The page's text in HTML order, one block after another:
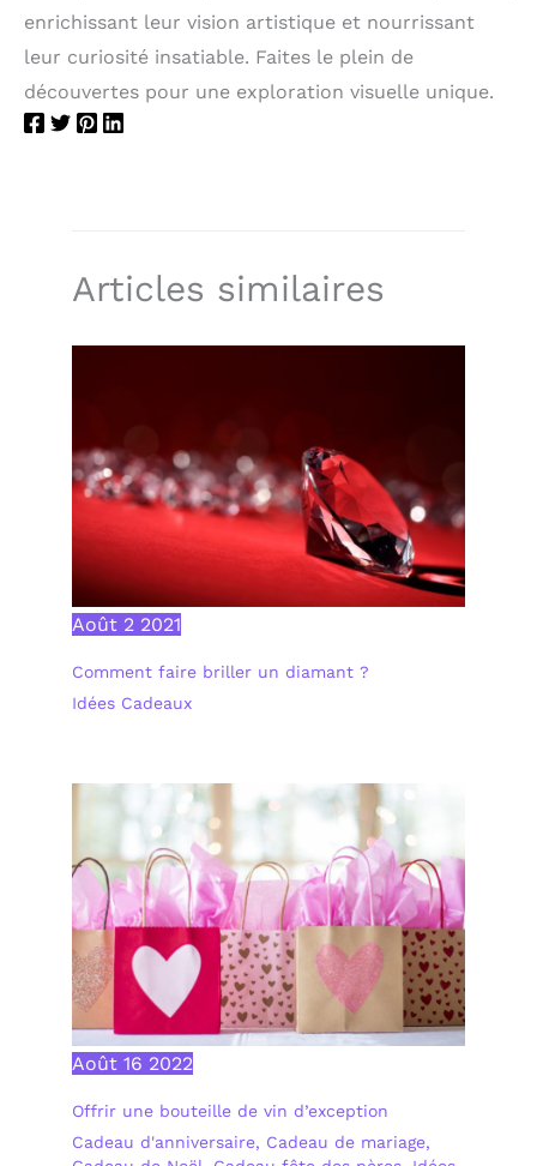
enrichissant leur vision artistique et nourrissant
leur curiosité insatiable. Faites le plein de
découvertes pour une exploration visuelle unique.
Articles similaires
Août 2 2021
Comment faire briller un diamant ?
Idées Cadeaux
Août 16 2022
Offrir une bouteille de vin d’exception
Cadeau d'anniversaire, Cadeau de mariage,